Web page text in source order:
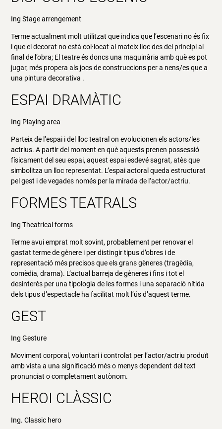
Ing Stage arrengement
Terme actualment molt utilitzat que indica que l’escenari no és fix
i que el decorat no està col·locat al mateix lloc des del principi al
final de l’obra; El teatre és doncs una maquinària amb què es pot
jugar, més propera als jocs de construccions per a nens/es que a
una pintura decorativa .
ESPAI DRAMÀTIC
Ing Playing area
Parteix de l’espai i del lloc teatral on evolucionen els actors/les
actrius. A partir del moment en què aquests prenen possessió
físicament del seu espai, aquest espai esdevé sagrat, atès que
simbolitza un lloc representat. L’espai actoral queda estructurat
pel gest i de vegades només per la mirada de l’actor/actriu.
FORMES TEATRALS
Ing Theatrical forms
Terme avui emprat molt sovint, probablement per renovar el
gastat terme de gènere i per distingir tipus d’obres i de
representació més precisos que els grans gèneres (tragèdia,
comèdia, drama). L’actual barreja de gèneres i fins i tot el
desinterès per una tipologia de les formes i una separació nítida
dels tipus d’espectacle ha facilitat molt l’ús d’aquest terme.
GEST
Ing Gesture
Moviment corporal, voluntari i controlat per l’actor/actriu produït
amb vista a una significació més o menys dependent del text
pronunciat o completament autònom.
HEROI CLÀSSIC
Ing. Classic hero